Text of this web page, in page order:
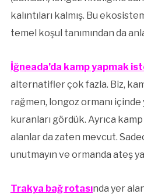
kalıntıları kalmış. Bu
temel koşul tanımından da
İğneada’da kamp yapmak
alternatifler çok fazla. Biz,
rağmen, longoz ormanı içinde
kuranları gördük. Ayrıca
alanlar da zaten mevcut.
unutmayın ve ormanda ateş
Trakya bağ rotasında yer